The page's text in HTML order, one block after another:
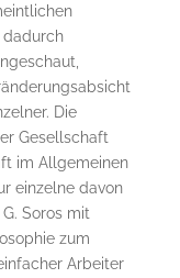
dadurch
Die
Gesellschaft
im Allgemeinen
einzelne davon
Soros mit
zum
Arbeiter